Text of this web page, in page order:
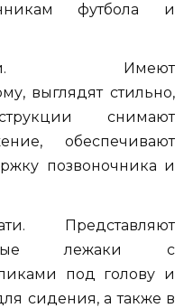
футбола и
Имеют
выглядят стильно,
снимают
обеспечивают
позвоночника и
Представляют
лежаки с
под голову и
сидения, а также в